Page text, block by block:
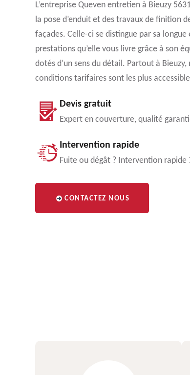
L’entreprise Queven entretien à Bieuzy
la pose d’enduit et des travaux de finition
façades. Celle-ci se distingue par sa
prestations qu’elle vous livre grâce à son
dotés d’un sens du détail. Partout à
conditions tarifaires sont les plus
Devis gratuit
Expert en couverture, qualité
Intervention rapide
Fuite ou dégât ? Intervention rapide
CONTACTEZ NOUS